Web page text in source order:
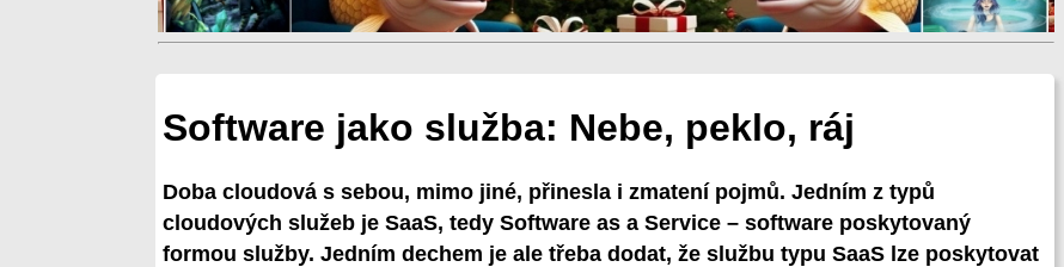
Software jako služba: Nebe, peklo, ráj
Doba cloudová s sebou, mimo jiné, přinesla i zmatení pojmů. Jedním z typů
cloudových služeb je SaaS, tedy Software as a Service – software poskytovaný
formou služby. Jedním dechem je ale třeba dodat, že službu typu SaaS lze poskytovat